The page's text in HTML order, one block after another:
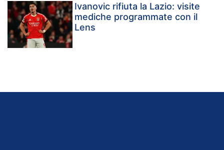
Ivanovic rifiuta la Lazio: visite
mediche programmate con il
Lens